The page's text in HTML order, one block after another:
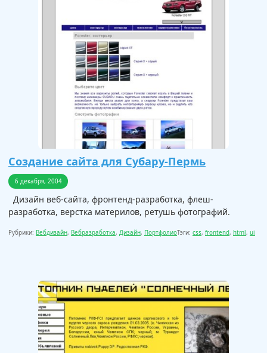
Создание сайта для Субару-Пермь
6 декабря, 2004
Дизайн веб-сайта, фронтенд-разработка, флеш-
разработка, верстка материлов, ретушь фотографий.
Рубрики: Вебдизайн, Вебразработка, Дизайн, ПортфолиоТэги: css, frontend, html , ui